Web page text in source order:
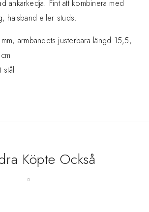
ankarkedja. Fint att kombinera med
halsband eller studs.
armbandets justerbara längd 15,5,
stål
Köpte Också